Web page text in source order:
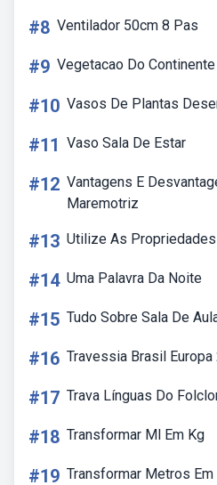
#8 Ventilador 50cm 8 Pas
#9 Vegetacao Do
#10 Vasos De Plantas
#11 Vaso Sala De Estar
#12 Vantagens E
Maremotriz
#13 Utilize As
#14 Uma Palavra Da Noite
#15 Tudo Sobre Sala De
#16 Travessia Brasil
#17 Trava Línguas Do
#18 Transformar Ml Em Kg
#19 Transformar Metros